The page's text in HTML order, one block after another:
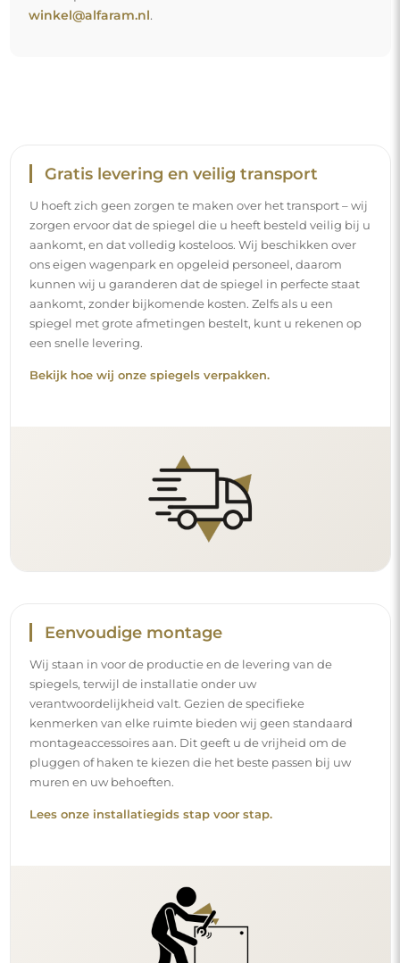
winkel@alfaram.nl.
Gratis levering en veilig transport
U hoeft zich geen zorgen te maken over het transport – wij
zorgen ervoor dat de spiegel die u heeft besteld veilig bij u
aankomt, en dat volledig kosteloos. Wij beschikken over
ons eigen wagenpark en opgeleid personeel, daarom
kunnen wij u garanderen dat de spiegel in perfecte staat
aankomt, zonder bijkomende kosten. Zelfs als u een
spiegel met grote afmetingen bestelt, kunt u rekenen op
een snelle levering.
Bekijk hoe wij onze spiegels verpakken.
Eenvoudige montage
Wij staan in voor de productie en de levering van de
spiegels, terwijl de installatie onder uw
verantwoordelijkheid valt. Gezien de specifieke
kenmerken van elke ruimte bieden wij geen standaard
montageaccessoires aan. Dit geeft u de vrijheid om de
pluggen of haken te kiezen die het beste passen bij uw
muren en uw behoeften.
Lees onze installatiegids stap voor stap.